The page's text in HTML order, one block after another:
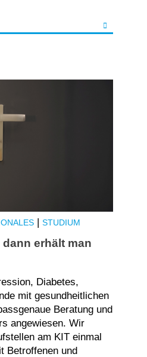
| STUDIUM
erhält man
Diabetes,
mit gesundheitlichen
Beratung und
angewiesen. Wir
am KIT einmal
Betroffenen und